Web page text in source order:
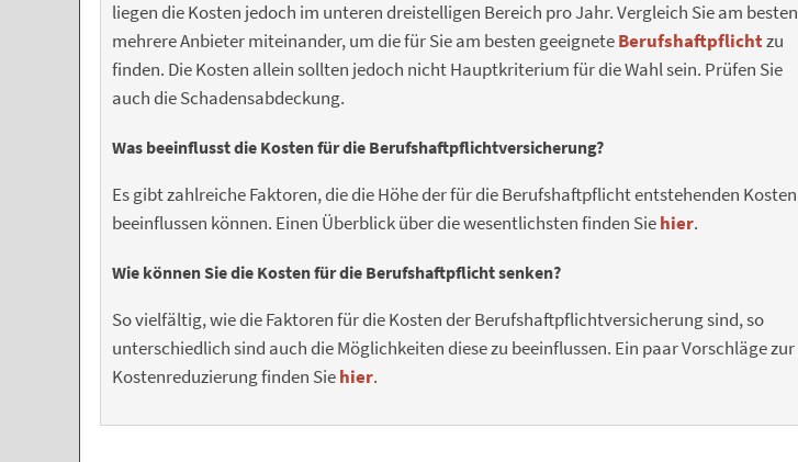
liegen die Kosten jedoch im unteren dreistelligen Bereich pro Jahr. Vergleich Sie am besten
mehrere Anbieter miteinander, um die für Sie am besten geeigneteBerufshaftpflichtzu
finden. Die Kosten allein sollten jedoch nicht Hauptkriterium für die Wahl sein. Prüfen Sie
auch die Schadensabdeckung.
Was beeinflusst die Kosten für die Berufshaftpflichtversicherung?
Es gibt zahlreiche Faktoren, die die Höhe der für die Berufshaftpflicht entstehenden Kosten
beeinflussen können. Einen Überblick über die wesentlichsten finden Siehier.
Wie können Sie die Kosten für die Berufshaftpflicht senken?
So vielfältig, wie die Faktoren für die Kosten der Berufshaftpflichtversicherung sind, so
unterschiedlich sind auch die Möglichkeiten diese zu beeinflussen. Ein paar Vorschläge zur
Kostenreduzierung finden Siehier.